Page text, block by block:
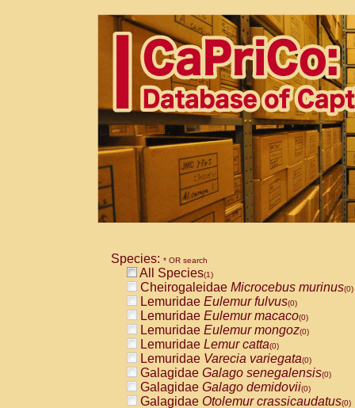
Species: * OR search
All Species(1)
Cheirogaleidae Microcebus murinus(0)
Lemuridae Eulemur fulvus(0)
Lemuridae Eulemur macaco(0)
Lemuridae Eulemur mongoz(0)
Lemuridae Lemur catta(0)
Lemuridae Varecia variegata(0)
Galagidae Galago senegalensis(0)
Galagidae Galago demidovii(0)
Galagidae Otolemur crassicaudatus(0)